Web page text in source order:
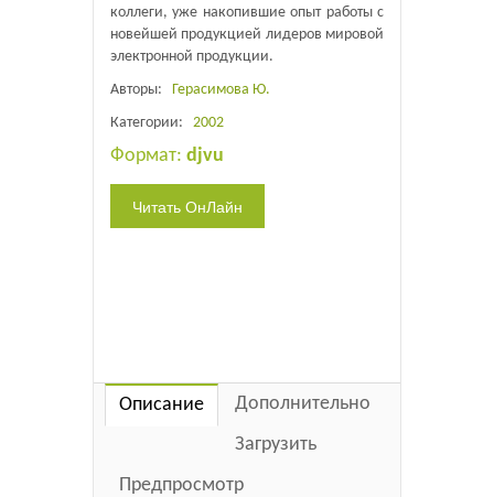
коллеги, уже накопившие опыт работы с
новейшей продукцией лидеров мировой
электронной продукции.
Авторы: Герасимова Ю.
Категории: 2002
Формат: djvu
Описание
Дополнительно
Загрузить
Предпросмотр